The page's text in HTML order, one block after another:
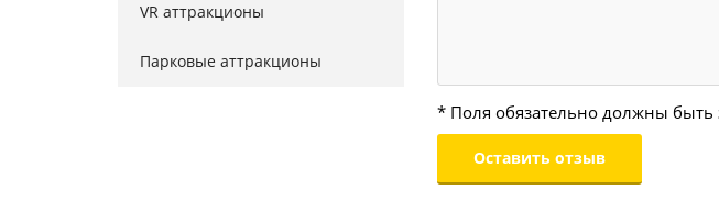
VR аттракционы
Парковые аттракционы
* Поля обязательно должны